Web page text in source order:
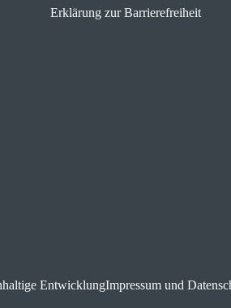
Erklärung zur Barrierefreiheit
Impressum und
Entwicklung